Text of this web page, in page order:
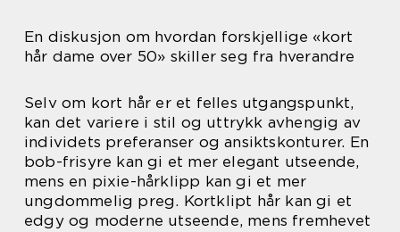
En diskusjon om hvordan forskjellige «kort
hår dame over 50» skiller seg fra hverandre
Selv om kort hår er et felles utgangspunkt,
kan det variere i stil og uttrykk avhengig av
individets preferanser og ansiktskonturer. En
bob-frisyre kan gi et mer elegant utseende,
mens en pixie-hårklipp kan gi et mer
ungdommelig preg. Kortklipt hår kan gi et
edgy og moderne utseende, mens fremhevet